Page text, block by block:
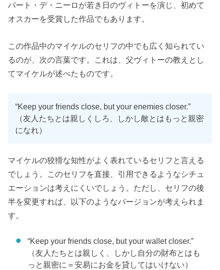
バート・デ・ニーロが若き日のヴィトーを演じ、初めて
オスカーを受賞した作品でもあります。
この作品中のマイケルのセリフの中でも広く知られてい
るのが、次の言葉です。これは、父ヴィトーの教えとし
てマイケルが述べたものです。
“Keep your friends close, but your enemies closer.”
（友人たちとは親しくしろ、しかし敵とはもっと親密
になれ）
マイケルの狡猾な知性がよく表れているセリフと言える
でしょう。このセリフを直接、引用できるようなシチュ
エーションは考えにくいでしょう。ただし、セリフの後
半を変更すれば、以下のようなバージョンが考えられま
す。
“Keep your friends close, but your wallet closer.”
（友人たちとは親しく、しかし自分の財布とはも
っと親密に＝安易にお金を貸してはいけない）